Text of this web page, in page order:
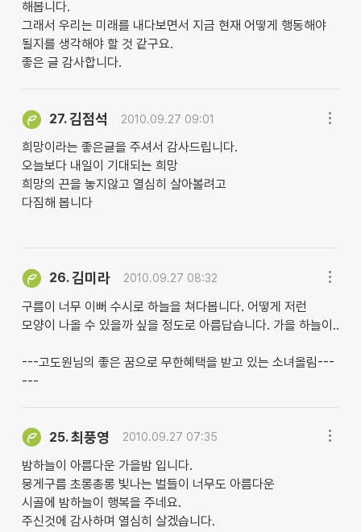
해봅니다.
그래서 우리는 미래를 내다보면서 지금 현재 어떻게 행동해야
될지를 생각해야 할 것 같구요.
좋은 글 감사합니다.
27.김점석 2010.09.27 09:01
희망이라는 좋은글을 주셔서 감사드립니다.
오늘보다 내일이 기대되는 희망
희망의 끈을 놓지않고 열심히 살아볼려고
다짐해 봅니다
26.김미라 2010.09.27 08:32
구름이 너무 이뻐 수시로 하늘을 쳐다봅니다. 어떻게 저런
모양이 나올 수 있을까 싶을 정도로 아름답습니다. 가을 하늘이..
---고도원님의 좋은 꿈으로 무한혜택을 받고 있는 소녀올림---
---
25.최풍영 2010.09.27 07:35
밤하늘이 아름다운 가을밤 입니다.
뭉게구름 초롱총롱 빛나는 벌들이 너무도 아름다운
시골에 밤하늘이 행복을 주네요.
주신것에 감사하며 열심히 살겠습니다.